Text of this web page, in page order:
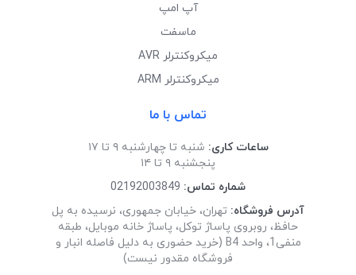
آپ امپ
ماسفت
میکروکنترلر AVR
میکروکنترلر ARM
تماس با ما
ساعات کاری: شنبه تا چهارشنبه ۹ تا ۱۷
پنجشنبه ۹ تا ۱۴
شماره تماس: 02192003849
آدرس فروشگاه: تهران، خیابان جمهوری، نرسیده به پل
حافظ، روبروی پاساژ توکل، پاساژ خانه موبایل، طبقه
منفی1، واحد B4 (خرید حضوری به دلیل فاصله انبار و
فروشگاه مقدور نیست)